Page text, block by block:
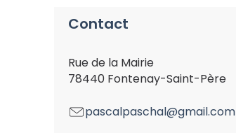
Contact
Rue de la Mairie
78440 Fontenay-Saint-Père
pascalpaschal@gmail.com